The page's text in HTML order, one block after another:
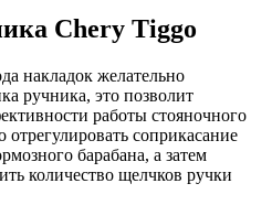
Chery Tiggo
накладок желательно
ручника, это позволит
работы стояночного
отрегулировать соприкасание
барабана, а затем
количество щелчков ручки